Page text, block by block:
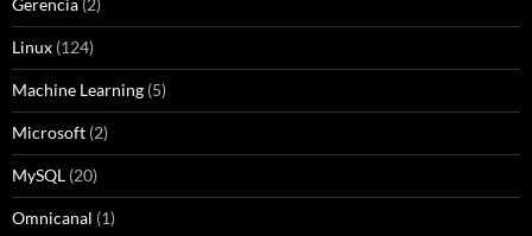
Gerencia (2)
Linux (124)
Machine Learning (5)
Microsoft (2)
MySQL (20)
Omnicanal (1)